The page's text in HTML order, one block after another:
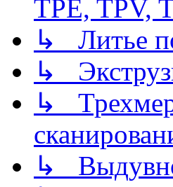
TPE, TPV,
↳ Литье
↳
↳
↳